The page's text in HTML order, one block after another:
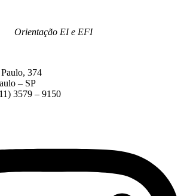
Orientação EI e EFI
374
– SP
3579 – 9150